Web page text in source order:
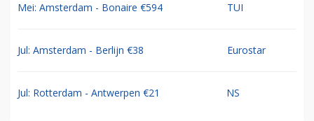
Mei: Amsterdam - Bonaire €594 TUI
Jul: Amsterdam - Berlijn €38 Eurostar
Jul: Rotterdam - Antwerpen €21 NS